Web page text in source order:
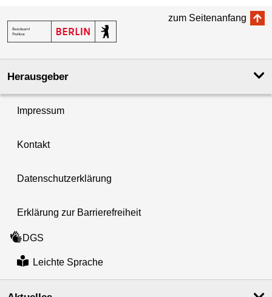
zum Seitenanfang
Herausgeber
Impressum
Kontakt
Datenschutzerklärung
Erklärung zur Barrierefreiheit
DGS
Leichte Sprache